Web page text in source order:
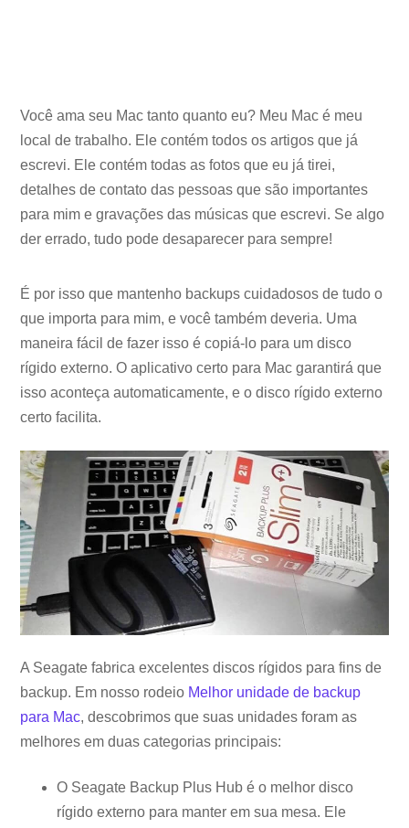
Você ama seu Mac tanto quanto eu? Meu Mac é meu
local de trabalho. Ele contém todos os artigos que já
escrevi. Ele contém todas as fotos que eu já tirei,
detalhes de contato das pessoas que são importantes
para mim e gravações das músicas que escrevi. Se algo
der errado, tudo pode desaparecer para sempre!
É por isso que mantenho backups cuidadosos de tudo o
que importa para mim, e você também deveria. Uma
maneira fácil de fazer isso é copiá-lo para um disco
rígido externo. O aplicativo certo para Mac garantirá que
isso aconteça automaticamente, e o disco rígido externo
certo facilita.
A Seagate fabrica excelentes discos rígidos para fins de
backup. Em nosso rodeio Melhor unidade de backup
para Mac, descobrimos que suas unidades foram as
melhores em duas categorias principais:
O Seagate Backup Plus Hub é o melhor disco
rígido externo para manter em sua mesa. Ele